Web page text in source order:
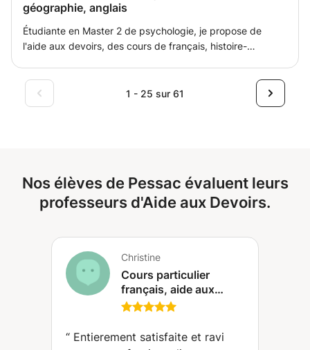
géographie, anglais
Étudiante en Master 2 de psychologie, je propose de
l'aide aux devoirs, des cours de français, histoire-
scolaire grâce à une méthodologie efficace et dans un
environnement bienveillant.
1 - 25 sur 61
Nos élèves de Pessac évaluent leurs
professeurs d'Aide aux Devoirs.
Christine
Cours particulier
français, aide aux
devoirs, niveau
(Villenave-d'Ornon)
“ Entierement satisfaite et ravi